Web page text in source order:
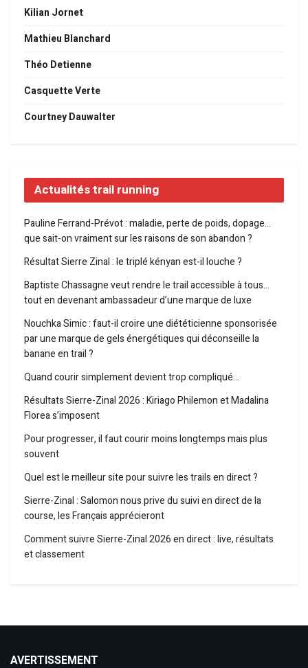
Kilian Jornet
Mathieu Blanchard
Théo Detienne
Casquette Verte
Courtney Dauwalter
Actualités trail running
Pauline Ferrand-Prévot : maladie, perte de poids, dopage…
que sait-on vraiment sur les raisons de son abandon ?
Résultat Sierre Zinal : le triplé kényan est-il louche ?
Baptiste Chassagne veut rendre le trail accessible à tous…
tout en devenant ambassadeur d’une marque de luxe
Nouchka Simic : faut-il croire une diététicienne sponsorisée
par une marque de gels énergétiques qui déconseille la
banane en trail ?
Quand courir simplement devient trop compliqué…
Résultats Sierre-Zinal 2026 : Kiriago Philemon et Madalina
Florea s’imposent
Pour progresser, il faut courir moins longtemps mais plus
souvent
Quel est le meilleur site pour suivre les trails en direct ?
Sierre-Zinal : Salomon nous prive du suivi en direct de la
course, les Français apprécieront
Comment suivre Sierre-Zinal 2026 en direct : live, résultats
et classement
AVERTISSEMENT